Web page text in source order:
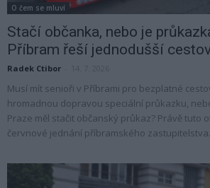
O čem se mluví
Stačí občanka, nebo je
Příbram řeší jednodušší
Radek Ctibor
Musí mít senioři v Příbrami pro bezplatné
hromadnou dopravou speciální průkazku,
Praze měl stačit občanský průkaz? Právě tuto
červnové jednání příbramského zastupitelstva.